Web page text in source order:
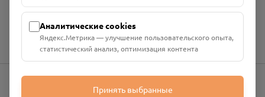
Номер счёта: 40702810901130004287 в АО "АЛЬФА-БАНК"
Аналитические cookies
Яндекс.Метрика — улучшение пользовательского опыта,
статистический анализ, оптимизация контента
Принять выбранные